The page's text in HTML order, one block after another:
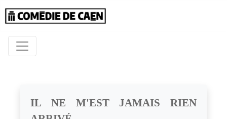
IL NE M'EST JAMAIS RIEN